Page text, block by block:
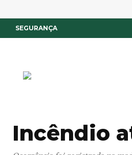
SEGURANÇA
Incêndio